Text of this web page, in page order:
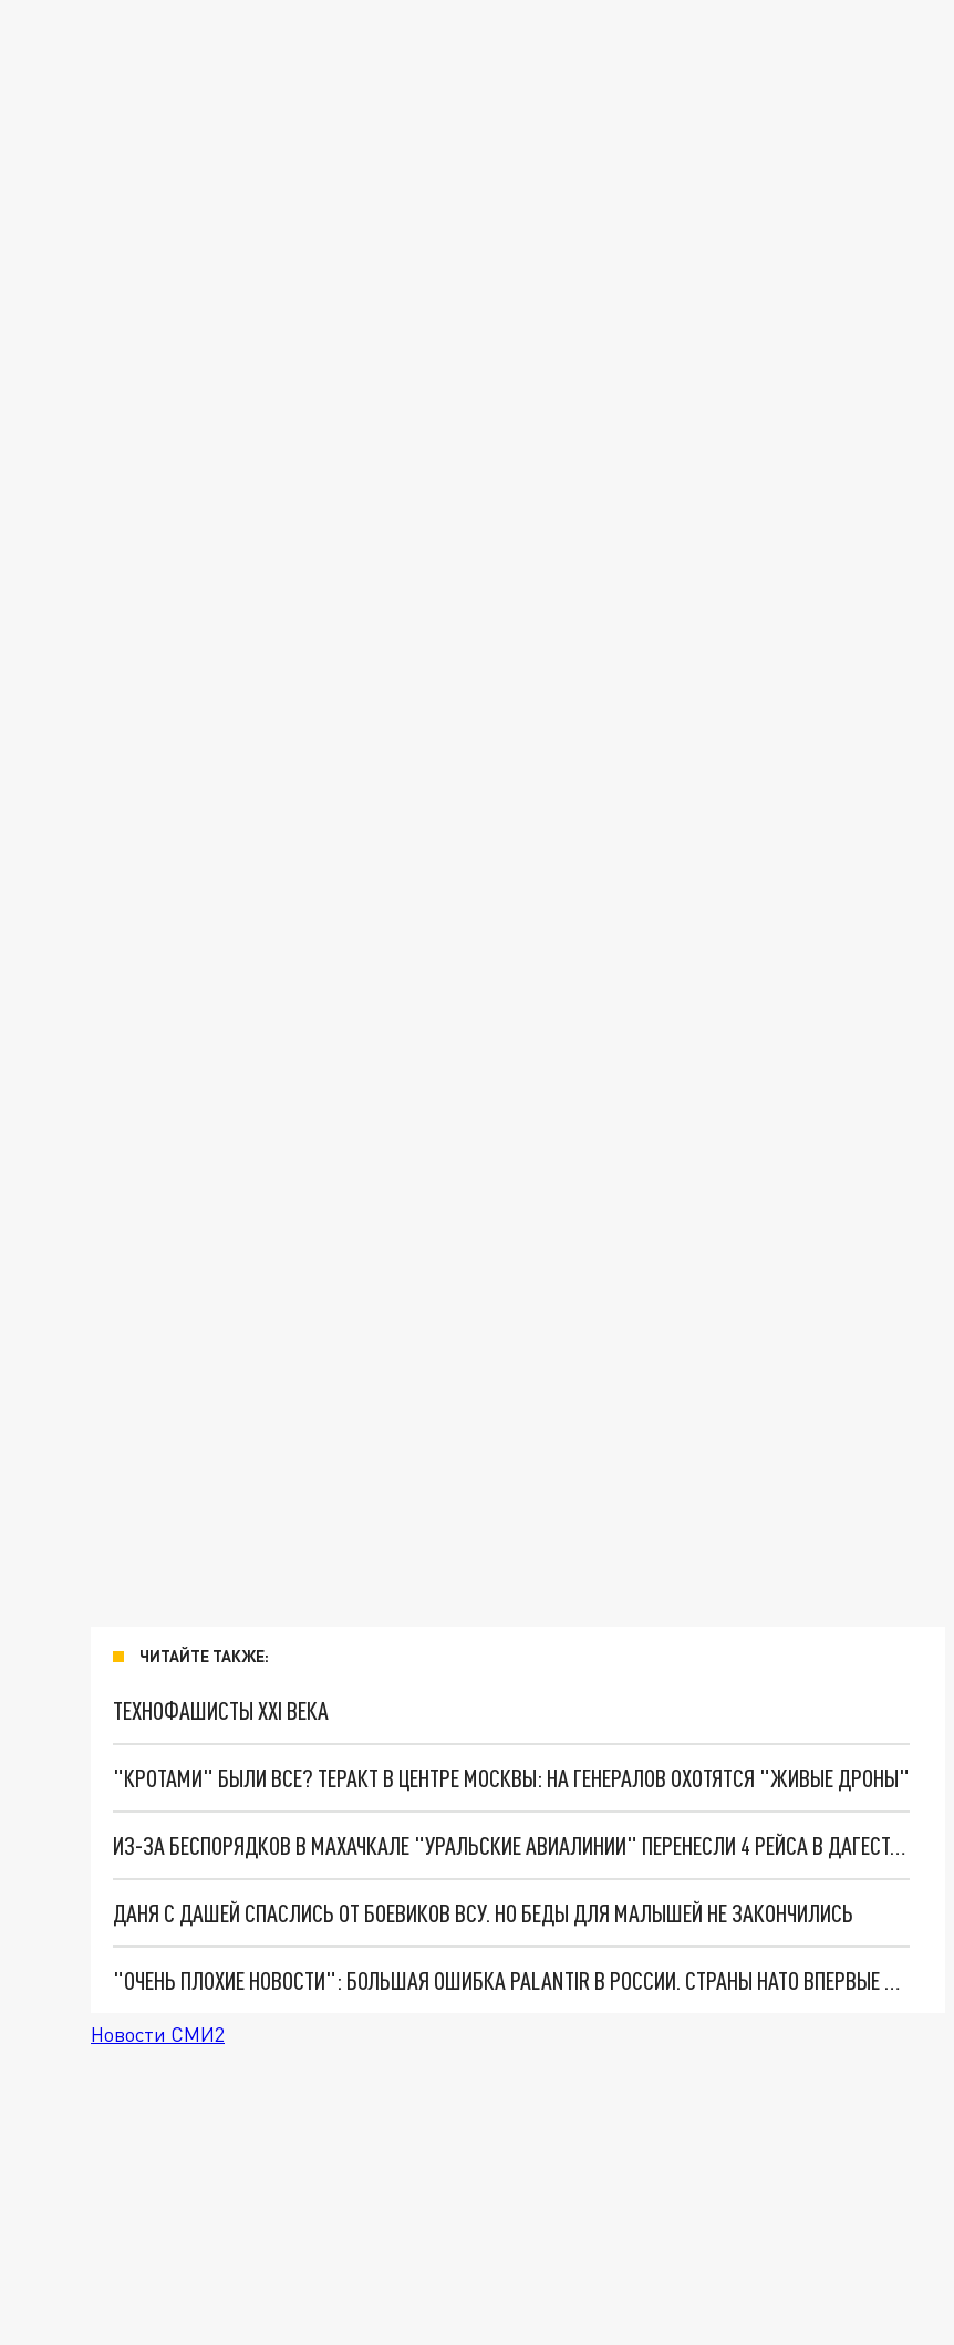
ЧИТАЙТЕ ТАКЖЕ:
ТЕХНОФАШИСТЫ XXI ВЕКА
"КРОТАМИ" БЫЛИ ВСЕ? ТЕРАКТ В ЦЕНТРЕ МОСКВЫ: НА ГЕНЕРАЛОВ ОХОТЯТСЯ "ЖИВЫЕ ДРОНЫ"
ИЗ-ЗА БЕСПОРЯДКОВ В МАХАЧКАЛЕ "УРАЛЬСКИЕ АВИАЛИНИИ" ПЕРЕНЕСЛИ 4 РЕЙСА В ДАГЕСТАН
ДАНЯ С ДАШЕЙ СПАСЛИСЬ ОТ БОЕВИКОВ ВСУ. НО БЕДЫ ДЛЯ МАЛЫШЕЙ НЕ ЗАКОНЧИЛИСЬ
"ОЧЕНЬ ПЛОХИЕ НОВОСТИ": БОЛЬШАЯ ОШИБКА PALANTIR В РОССИИ. СТРАНЫ НАТО ВПЕРВЫЕ ЗА СВО ОСТАНОВИЛИ ПОСТАВКИ ОРУЖИЯ. ВСУ ТЕРЯЮТ ПРИГРАНИЧЬЕ?
Новости СМИ2